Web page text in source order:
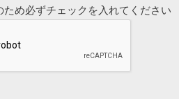
ため必ずチェックを入れてください